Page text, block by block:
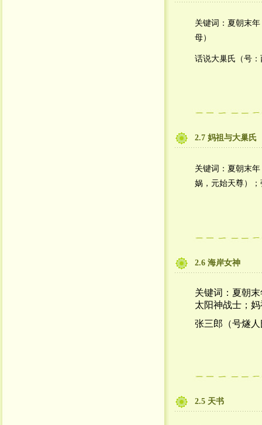
关键词：夏朝末
母）
话说大巢氏（号
2.7 妈祖与大巢氏
关键词：夏朝末
娲，元始天尊）
2.6 海岸女神
关键词：夏朝
太阳神战士；
张三郎（号燧
2.5 天书